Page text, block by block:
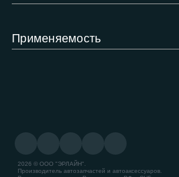
Применяемость
2026 © ООО "ЭРЛАЙН".
Производитель автозапчастей и автоаксессуаров.